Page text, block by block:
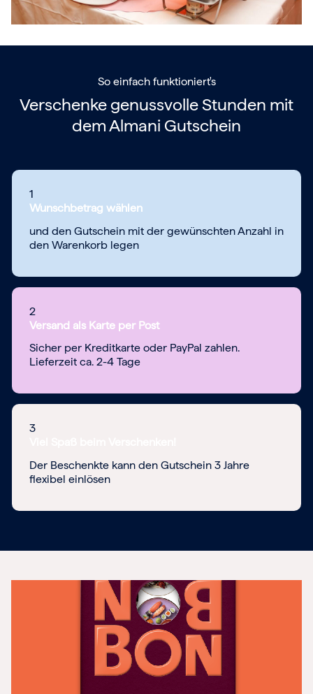
So einfach funktioniert's
Verschenke genussvolle Stunden mit
demAlmani Gutschein
1
Wunschbetrag wählen
und den Gutschein mit der gewünschten Anzahl in
den Warenkorb legen
2
Versand als Karte per Post
Sicher per Kreditkarte oder PayPal zahlen.
Lieferzeit ca. 2-4 Tage
3
Der Beschenkte kann den Gutschein 3 Jahre
flexibel einlösen